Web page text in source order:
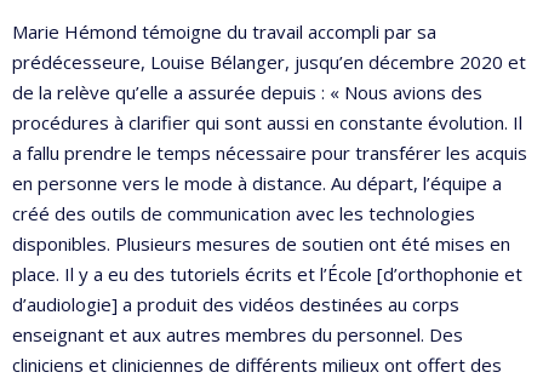
Marie Hémond témoigne du travail accompli par sa
prédécesseure, Louise Bélanger, jusqu’en décembre 2020 et
de la relève qu’elle a assurée depuis : « Nous avions des
procédures à clarifier qui sont aussi en constante évolution. Il
a fallu prendre le temps nécessaire pour transférer les acquis
en personne vers le mode à distance. Au départ, l’équipe a
créé des outils de communication avec les technologies
disponibles. Plusieurs mesures de soutien ont été mises en
place. Il y a eu des tutoriels écrits et l’École [d’orthophonie et
d’audiologie] a produit des vidéos destinées au corps
enseignant et aux autres membres du personnel. Des
cliniciens et cliniciennes de différents milieux ont offert des